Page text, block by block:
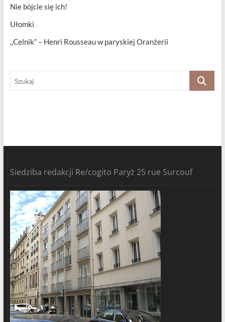
Nie bójcie się ich!
Ułomki
,,Celnik” – Henri Rousseau w paryskiej Oranżerii
Szukaj
Siedziba redakcji Re/cogito Paryż 25 rue Surcouf